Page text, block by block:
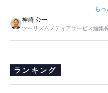
ました。母の住まいから近いと
すが、私と妹にとっては、半日
は、当人だけではなく、世話を
と思いました。
も
神崎 公一
ツーリズムメディアサービス編集
ランキング